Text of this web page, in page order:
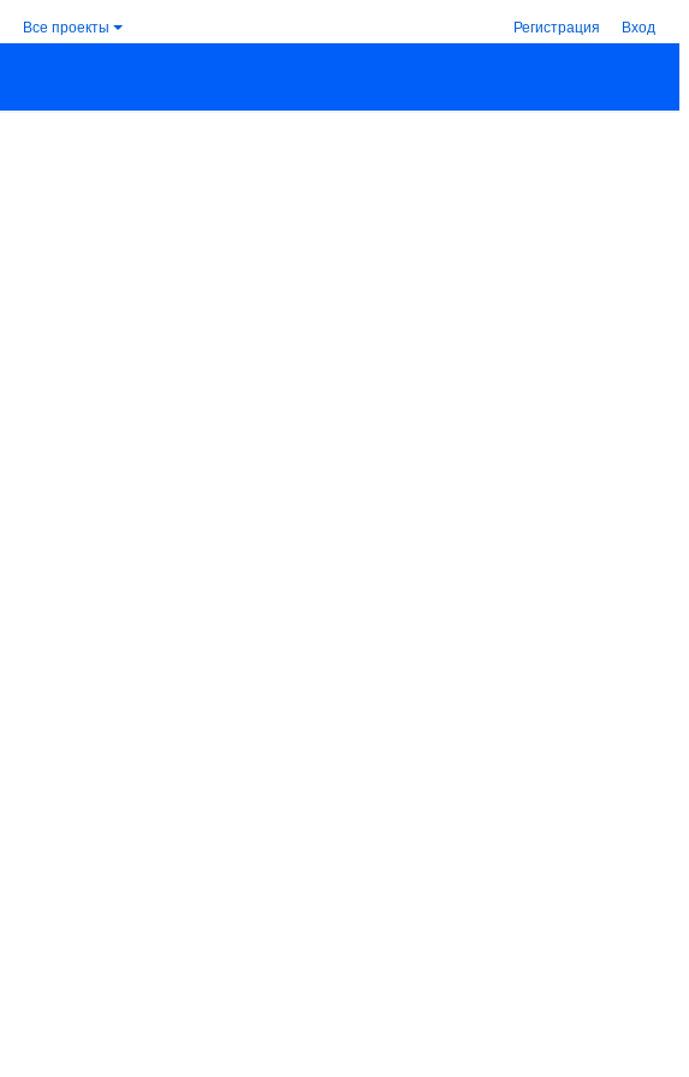
Все проекты Регистрация Вход